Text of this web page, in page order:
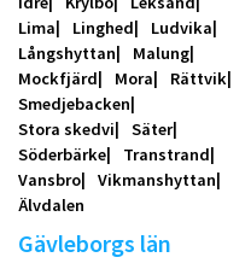
Lima
Linghed
Ludvika
Långshyttan
Malung
Mockfjärd
Mora
Rättvik
Smedjebacken
Stora skedvi
Säter
Söderbärke
Transtrand
Vansbro
Vikmanshyttan
Älvdalen
Gävleborgs län